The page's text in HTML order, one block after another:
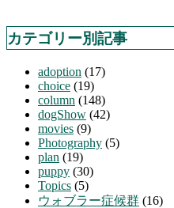
カテゴリー別記事
adoption (17)
choice (19)
column (148)
dogShow (42)
movies (9)
Photography (5)
plan (19)
puppy (30)
Topics (5)
ウォブラー症候群 (16)